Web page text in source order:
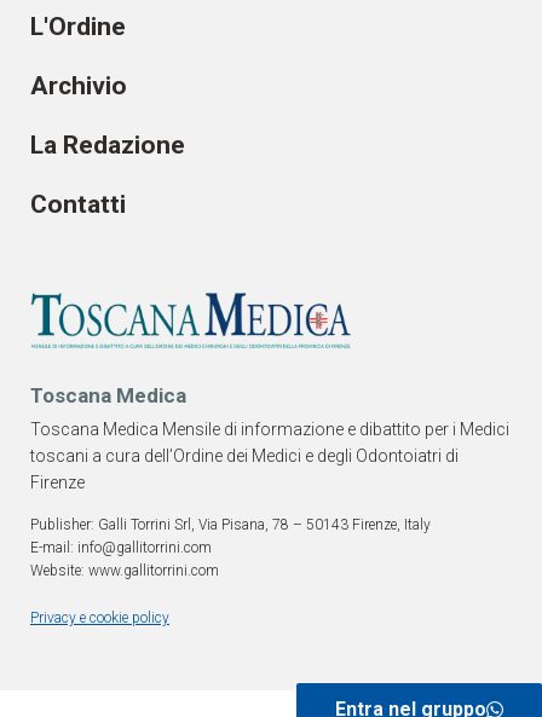
Entra nel gruppo
Toscana Medica
Toscana Medica Mensile di informazione e dibattito per i Medici
toscani a cura dell’Ordine dei Medici e degli Odontoiatri di
Firenze
Publisher: Galli Torrini Srl, Via Pisana, 78 – 50143 Firenze, Italy
E-mail: info@gallitorrini.com
Website: www.gallitorrini.com
Privacy e cookie policy
L'Ordine
Archivio
La Redazione
Contatti